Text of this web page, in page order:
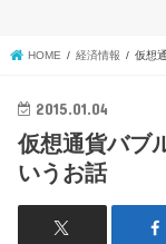
HOME 経済情報 仮想
2015.01.04
仮想通貨バブ
いうお話